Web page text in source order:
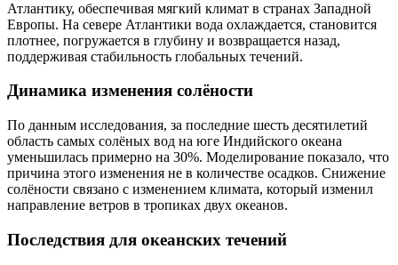
Атлантику, обеспечивая мягкий климат в странах Западной
Европы. На севере Атлантики вода охлаждается, становится
плотнее, погружается в глубину и возвращается назад,
поддерживая стабильность глобальных течений.
Динамика изменения солёности
По данным исследования, за последние шесть десятилетий
область самых солёных вод на юге Индийского океана
уменьшилась примерно на 30%. Моделирование показало, что
причина этого изменения не в количестве осадков. Снижение
солёности связано с изменением климата, который изменил
направление ветров в тропиках двух океанов.
Последствия для океанских течений